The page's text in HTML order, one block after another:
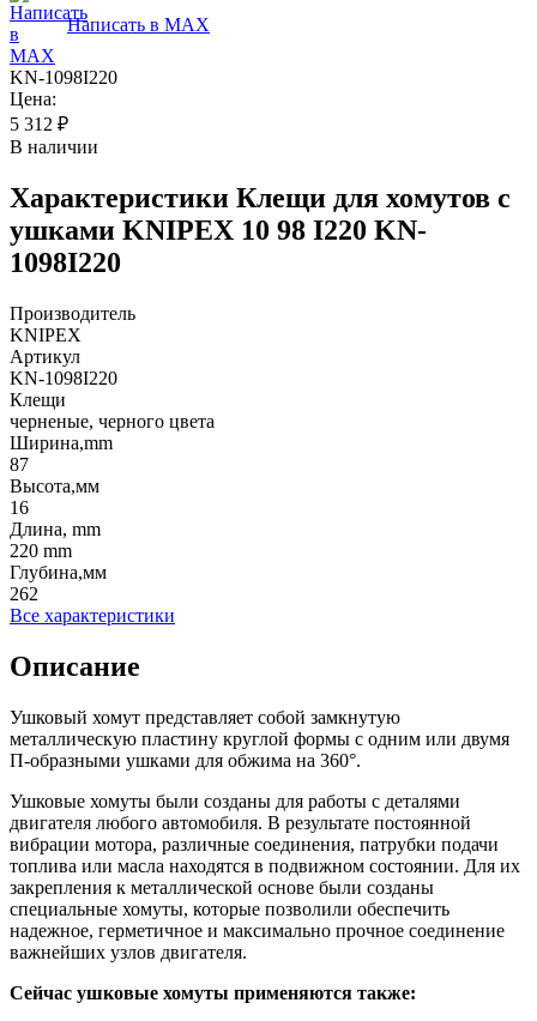
Написать в MAX
KN-1098I220
Цена:
5 312 ₽
В наличии
Характеристики Клещи для хомутов с
ушками KNIPEX 10 98 I220 KN-
1098I220
Производитель
KNIPEX
Артикул
KN-1098I220
Клещи
черненые, черного цвета
Ширина,mm
87
Высота,мм
16
Длина, mm
220 mm
Глубина,мм
262
Все характеристики
Описание
Ушковый хомут представляет собой замкнутую
металлическую пластину круглой формы с одним или двумя
П-образными ушками для обжима на 360°.
Ушковые хомуты были созданы для работы с деталями
двигателя любого автомобиля. В результате постоянной
вибрации мотора, различные соединения, патрубки подачи
топлива или масла находятся в подвижном состоянии. Для их
закрепления к металлической основе были созданы
специальные хомуты, которые позволили обеспечить
надежное, герметичное и максимально прочное соединение
важнейших узлов двигателя.
Сейчас ушковые хомуты применяются также: